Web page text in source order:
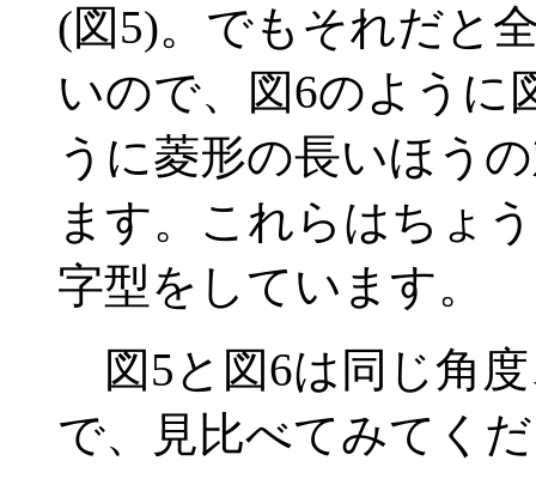
(図5)。でもそれだと
いので、図6のように
うに菱形の長いほう
ます。これらはちょ
字型をしています。
図5と図6は同じ角
で、見比べてみてく